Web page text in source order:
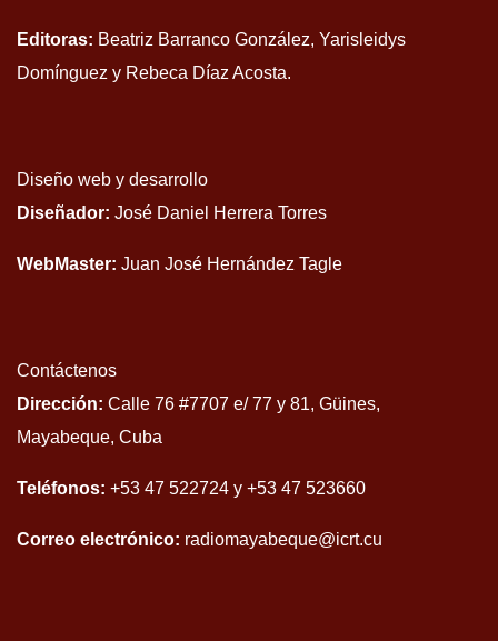
Editoras: Beatriz Barranco González, Yarisleidys
Domínguez y Rebeca Díaz Acosta.
Diseño web y desarrollo
Diseñador: José Daniel Herrera Torres
WebMaster: Juan José Hernández Tagle
Contáctenos
Dirección: Calle 76 #7707 e/ 77 y 81, Güines,
Mayabeque, Cuba
Teléfonos: +53 47 522724 y +53 47 523660
Correo electrónico: radiomayabeque@icrt.cu